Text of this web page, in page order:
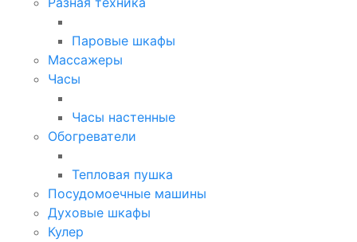
Паровые шкафы
Массажеры
Часы
Часы настенные
Обогреватели
Тепловая пушка
Посудомоечные машины
Духовые шкафы
Кулер